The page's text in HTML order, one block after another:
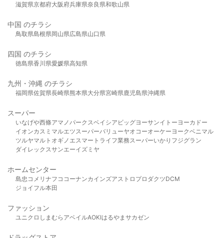
滋賀県京都府大阪府兵庫県奈良県和歌山県
中国 のチラシ
鳥取県島根県岡山県広島県山口県
四国 のチラシ
徳島県香川県愛媛県高知県
九州・沖縄 のチラシ
福岡県佐賀県長崎県熊本県大分県宮崎県鹿児島県沖縄県
スーパー
いなげや西條アマノパークスベイシア ビッグヨーサンイトーヨーカドー
イオンカスミ マルエツスーパーバリューヤオコーオーケー ヨークベニマル
ツルヤマルト オギノ エスマート ライフ業務スーパーいかり フジグラン
ダイレックスサンエーイズミヤ
ホームセンター
島忠 コメリ ナフコ コーナンカインズアストロプロダクツDCM
ジョイフル本田
ファッション
ユニクロ しまむら アベイルAOKIはるやま サカゼン